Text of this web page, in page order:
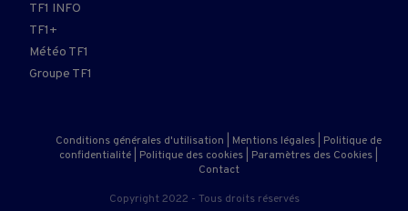
TF1 INFO
TF1+
Météo TF1
Groupe TF1
Conditions générales d'utilisation Mentions légales
Politique de
confidentialité
Politique des cookies Paramètres des Cookies
Contact
Copyright 2022 - Tous droits réservés